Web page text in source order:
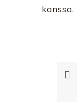
kanssa.